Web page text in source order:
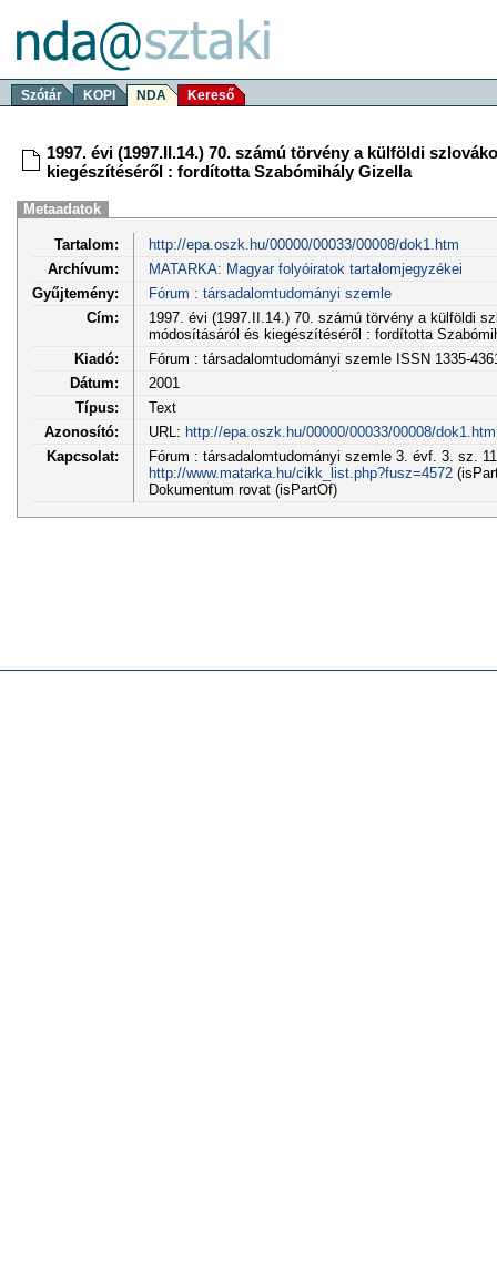
Szótár KOPI NDA Kereső
1997. évi (1997.II.14.) 70. számú törvény a külföldi
kiegészítéséről : fordította Szabómihály Gizella
Metaadatok
Tartalom:
http://epa.oszk.hu/00000/00033/00008/dok1.htm
Archívum:
MATARKA: Magyar folyóiratok tartalomjegyzékei
Gyűjtemény:
Fórum : társadalomtudományi szemle
Cím:
1997. évi (1997.II.14.) 70. számú törvény a külföldi
módosításáról és kiegészítéséről : fordította
Kiadó:
Fórum : társadalomtudományi szemle ISSN 1335-
Dátum:
2001
Típus:
Text
Azonosító:
URL: http://epa.oszk.hu/00000/00033/00008/dok1.htm
Kapcsolat:
Fórum : társadalomtudományi szemle 3. évf. 3. sz.
http://www.matarka.hu/cikk_list.php?fusz=4572
Dokumentum rovat (isPartOf)